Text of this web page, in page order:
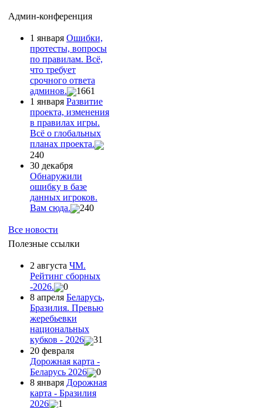
Админ-конференция
1 января Ошибки,
протесты, вопросы
по правилам. Всё,
что требует
срочного ответа
админов.
1661
1 января Развитие
проекта, изменения
в правилах игры.
Всё о глобальных
планах проекта.
240
30 декабря
Обнаружили
ошибку в базе
данных игроков.
Вам сюда.
240
Все новости
Полезные ссылки
2 августа ЧМ.
Рейтинг сборных
-2026.
0
8 апреля Беларусь,
Бразилия. Превью
жеребьевки
национальных
кубков - 2026
31
20 февраля
Дорожная карта -
Беларусь 2026
0
8 января Дорожная
карта - Бразилия
2026
1